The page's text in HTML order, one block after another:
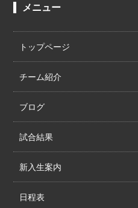
メニュー
トップページ
チーム紹介
ブログ
試合結果
新入生案内
日程表